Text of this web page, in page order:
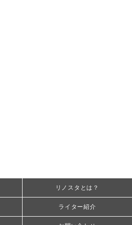
リノスタとは？
ライター紹介